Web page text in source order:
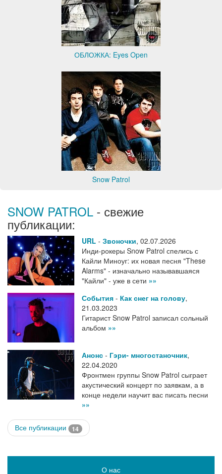
ОБЛОЖКА: Eyes Open
Snow Patrol
SNOW PATROL - свежие
публикации:
URL - Звоночки, 02.07.2026
Инди-рокеры Snow Patrol спелись с
Кайли Миноуг: их новая песня "These
Alarms" - изначально называвшаяся
"Кайли" - уже в сети »»
События - Как снег на голову,
21.03.2023
Гитарист Snow Patrol записал сольный
альбом »»
Анонс - Гэри- многостаночник,
22.04.2020
Фронтмен группы Snow Patrol сыграет
акустический концерт по заявкам, а в
конце недели научит вас писать песни
»»
Все публикации 14
О нас